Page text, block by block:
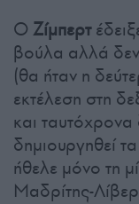
Ο Ζίμπερτ
βούλα αλλά
(θα ήταν η
εκτέλεση στη
και
δημιουργηθεί
ήθελε μόνο τη
Μαδρίτης-